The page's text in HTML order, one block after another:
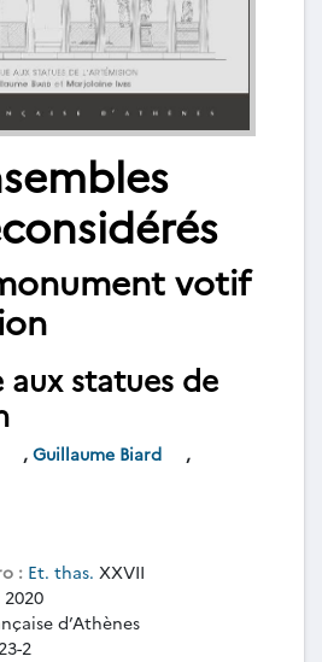
votif
statues de
, Guillaume Biard
,
: Et. thas. XXVII
2020
d’Athènes
2